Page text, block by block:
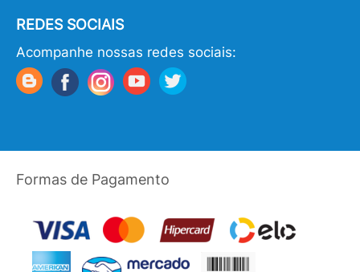
REDES SOCIAIS
Acompanhe nossas redes sociais:
Formas de Pagamento